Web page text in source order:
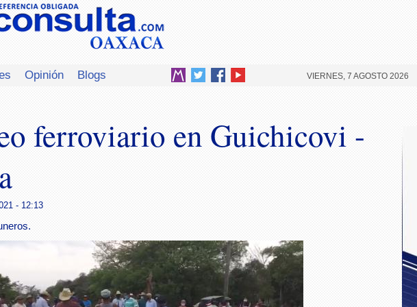
Opinión Blogs VIERNES, 7 AGOSTO 2026
ferroviario en Guichicovi -
- 12:13